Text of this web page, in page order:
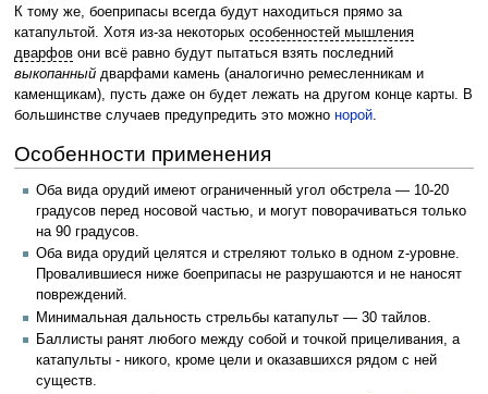
К тому же, боеприпасы всегда будут находиться прямо за
катапультой. Хотя из-за некоторых особенностей мышления
дварфовони всё равно будут пытаться взять последний
выкопанныйдварфами камень (аналогично ремесленникам и
каменщикам), пусть даже он будет лежать на другом конце карты. В
большинстве случаев предупредить это можно норой.
Особенности применения
Оба вида орудий имеют ограниченный угол обстрела — 10-20
градусов перед носовой частью, и могут поворачиваться только
на 90 градусов.
Оба вида орудий целятся и стреляют только в одном z-уровне.
Провалившиеся ниже боеприпасы не разрушаются и не наносят
повреждений.
Минимальная дальность стрельбы катапульт — 30 тайлов.
Баллисты ранят любого между собой и точкой прицеливания, а
катапульты - никого, кроме цели и оказавшихся рядом с ней
существ.